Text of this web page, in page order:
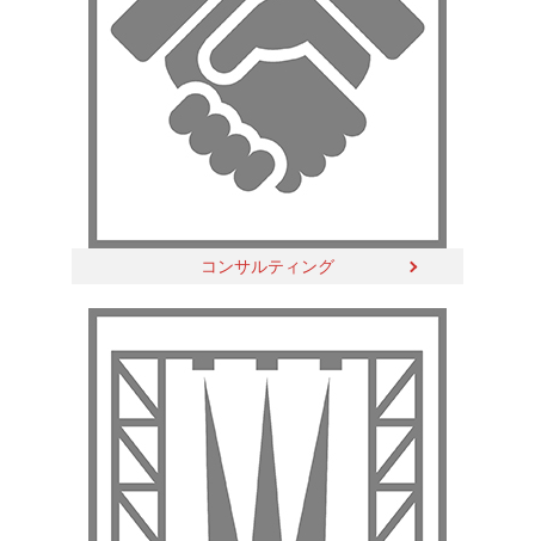
コンサルティング